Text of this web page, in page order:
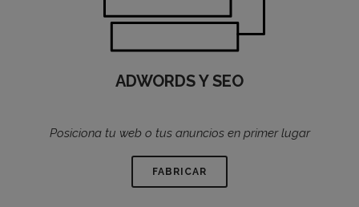
ADWORDS Y SEO
Posiciona tu web o tus anuncios en primer lugar
FABRICAR